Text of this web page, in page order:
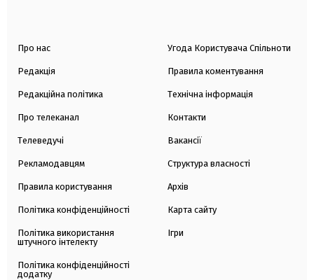
Про нас
Редакція
Редакційна політика
Про телеканал
Телеведучі
Рекламодавцям
Правила користування
Політика конфіденційності
Політика використання
штучного інтелекту
Політика конфіденційності
додатку
Угода Користувача Спільноти
Правила коментування
Технічна інформація
Контакти
Вакансії
Структура власності
Архів
Карта сайту
Ігри